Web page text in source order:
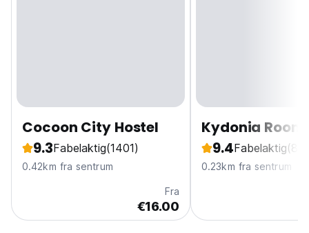
Cocoon City Hostel
9.3Fabelaktig(1401)
0.42km fra sentrum
Fra
€16.00
Kydonia
9.4Fabelaktig(80)
0.23km fra sentrum